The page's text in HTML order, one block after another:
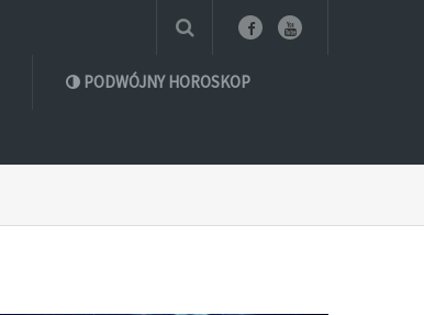
PODWÓJNY HOROSKOP